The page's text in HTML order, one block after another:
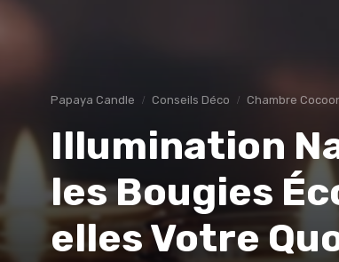
Papaya Candle Conseils Déco Chambre
Illumination
les Bougies
elles Votre